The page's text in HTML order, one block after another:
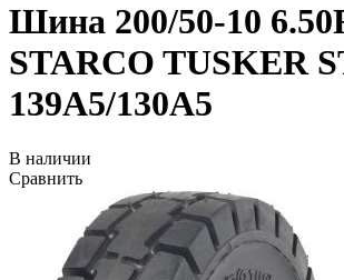
Шина 200/50-10
STARCO TUSKER
139A5/130A5
В наличии
Сравнить